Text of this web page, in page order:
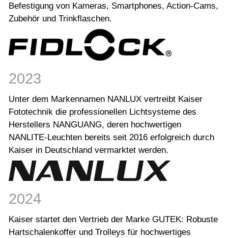
Befestigung von Kameras, Smartphones, Action-Cams,
Zubehör und Trinkflaschen.
2023
Unter dem Markennamen NANLUX vertreibt Kaiser
Fototechnik die professionellen Lichtsysteme des
Herstellers NANGUANG, deren hochwertigen
NANLITE-Leuchten bereits seit 2016 erfolgreich durch
Kaiser in Deutschland vermarktet werden.
2024
Kaiser startet den Vertrieb der Marke GUTEK: Robuste
Hartschalenkoffer und Trolleys für hochwertiges